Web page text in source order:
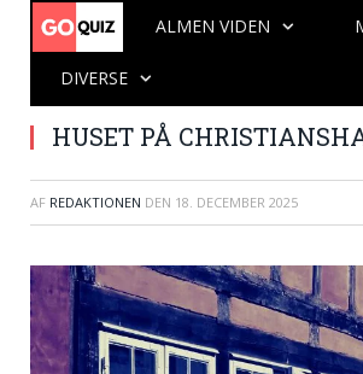
ALMEN VIDEN
DIVERSE
HUSET PÅ
AF REDAKTIONEN DEN 18. DECEMBER 2025